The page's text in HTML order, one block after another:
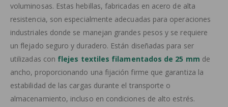
voluminosas. Estas hebillas, fabricadas en acero de alta
resistencia, son especialmente adecuadas para operaciones
industriales donde se manejan grandes pesos y se requiere
un flejado seguro y duradero. Están diseñadas para ser
utilizadas con flejes textiles filamentados de 25 mm de
ancho, proporcionando una fijación firme que garantiza la
estabilidad de las cargas durante el transporte o
almacenamiento, incluso en condiciones de alto estrés.